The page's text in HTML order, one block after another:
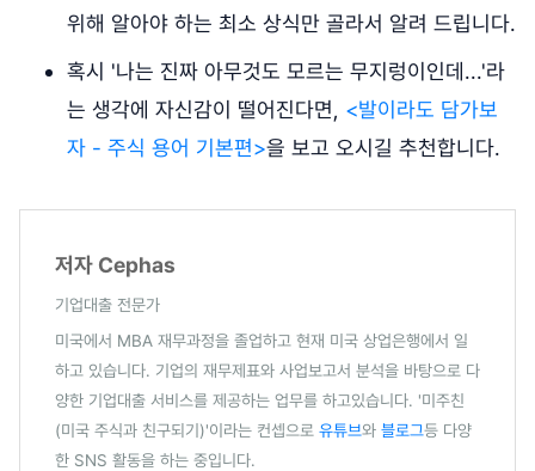
위해 알아야 하는 최소 상식만 골라서 알려 드립니다.
혹시 '나는 진짜 아무것도 모르는 무지렁이인데...'라
는 생각에 자신감이 떨어진다면, <발이라도 담가보
자 - 주식 용어 기본편>을 보고 오시길 추천합니다.
저자 Cephas
기업대출 전문가
미국에서 MBA 재무과정을 졸업하고 현재 미국 상업은행에서 일
하고 있습니다. 기업의 재무제표와 사업보고서 분석을 바탕으로 다
양한 기업대출 서비스를 제공하는 업무를 하고있습니다. '미주친
(미국 주식과 친구되기)'이라는 컨셉으로 유튜브와 블로그등 다양
한 SNS 활동을 하는 중입니다.